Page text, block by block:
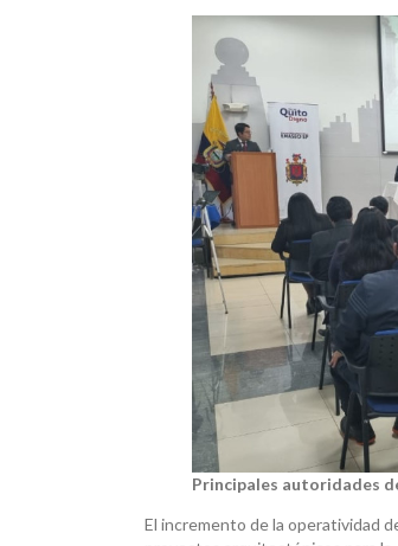
Principales autoridades
El incremento de la operatividad